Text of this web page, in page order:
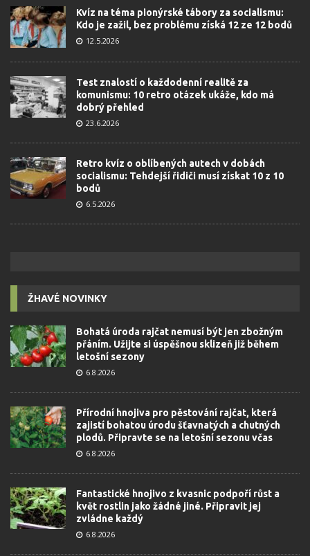
Kvíz na téma pionýrské tábory za socialismu:
Kdo je zažil, bez problému získá 12 ze 12 bodů
12.5.2026
Test znalostí o každodenní realitě za
komunismu: 10 retro otázek ukáže, kdo má
dobrý přehled
23.6.2026
Retro kvíz o oblíbených autech v dobách
socialismu: Tehdejší řidiči musí získat 10 z 10
bodů
6.5.2026
ŽHAVÉ NOVINKY
Bohatá úroda rajčat nemusí být jen zbožným
přáním. Užijte si úspěšnou sklizeň již během
letošní sezony
6.8.2026
Přírodní hnojiva pro pěstování rajčat, která
zajistí bohatou úrodu šťavnatých a chutných
plodů. Připravte se na letošní sezonu včas
6.8.2026
Fantastické hnojivo z kvasnic podpoří růst a
květ rostlin jako žádné jiné. Připravit jej
zvládne každý
6.8.2026